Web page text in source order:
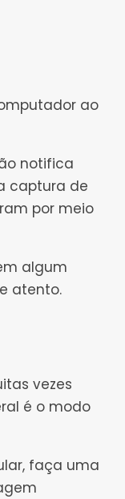
ao
notifica
captura de
por meio
algum
atento.
vezes
é o modo
faça uma